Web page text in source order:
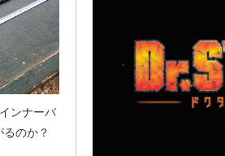
ンナーバ
のか？